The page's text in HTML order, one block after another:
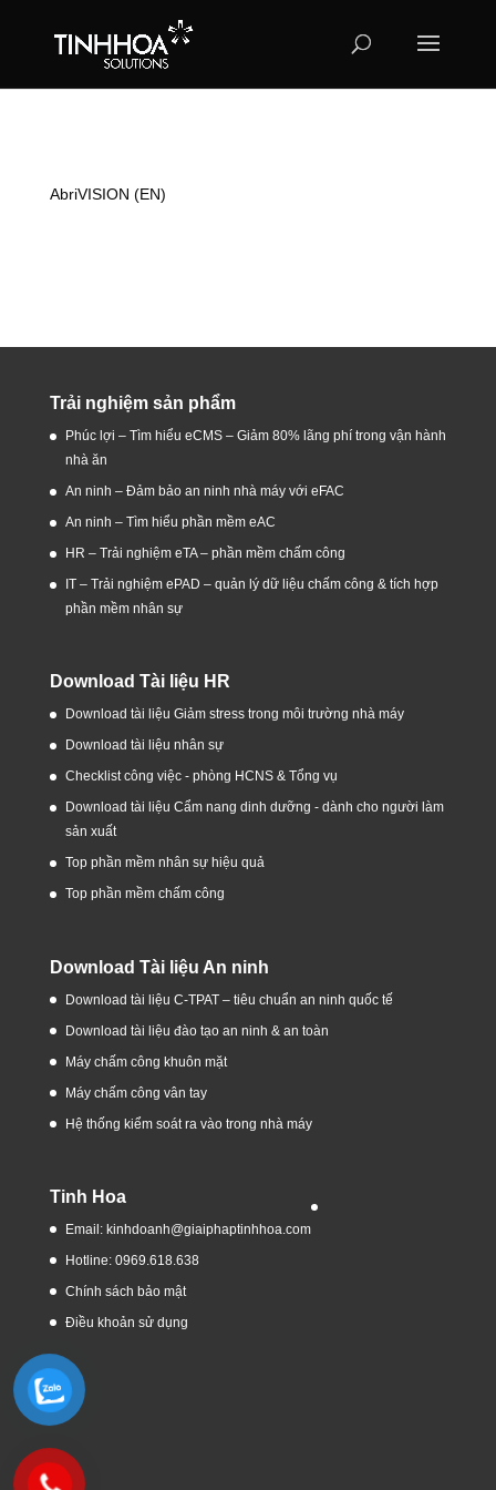
AbriVISION (EN)
Trải nghiệm sản phẩm
Phúc lợi – Tìm hiểu eCMS – Giảm 80% lãng phí trong vận hành
nhà ăn
An ninh – Đảm bảo an ninh nhà máy với eFAC
An ninh – Tìm hiểu phần mềm eAC
HR – Trải nghiệm eTA – phần mềm chấm công
IT – Trải nghiệm ePAD – quản lý dữ liệu chấm công & tích hợp
phần mềm nhân sự
Download Tài liệu HR
Download tài liệu Giảm stress trong môi trường nhà máy
Download tài liệu nhân sự
Checklist công việc - phòng HCNS & Tổng vụ
Download tài liệu Cẩm nang dinh dưỡng - dành cho người làm
sản xuất
Top phần mềm nhân sự hiệu quả
Top phần mềm chấm công
Download Tài liệu An ninh
Download tài liệu C-TPAT – tiêu chuẩn an ninh quốc tế
Download tài liệu đào tạo an ninh & an toàn
Máy chấm công khuôn mặt
Máy chấm công vân tay
Hệ thống kiểm soát ra vào trong nhà máy
Tinh Hoa
Email: kinhdoanh@giaiphaptinhhoa.com
Hotline: 0969.618.638
Chính sách bảo mật
Điều khoản sử dụng